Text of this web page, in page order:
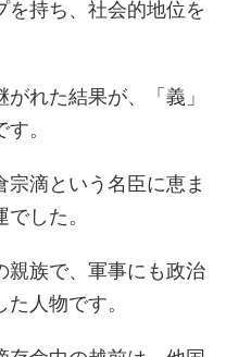
を持ち、社会的地位を
れた結果が、「義」
。
宗滴という名臣に恵ま
した。
親族で、軍事にも政治
人物です。